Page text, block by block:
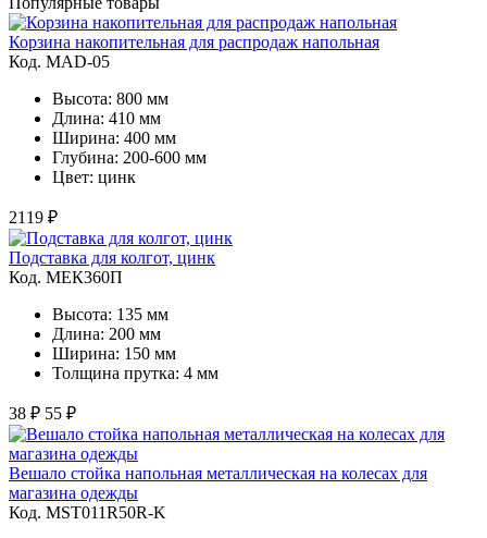
Корзина накопительная для распродаж напольная
Код. MAD-05
Высота: 800 мм
Длина: 410 мм
Ширина: 400 мм
Глубина: 200-600 мм
Цвет: цинк
2119 ₽
Подставка для колгот, цинк
Код. MЕК360П
Высота: 135 мм
Длина: 200 мм
Ширина: 150 мм
Толщина прутка: 4 мм
38 ₽ 55 ₽
Вешало стойка напольная металлическая на колесах для
магазина одежды
Код. MST011R50R-K